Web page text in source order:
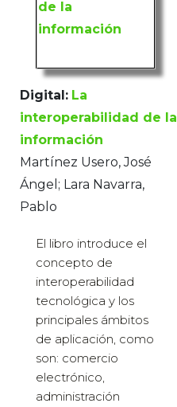
Digital: La
interoperabilidad de la
información
Martínez Usero, José
Ángel; Lara Navarra,
Pablo
El libro introduce el
concepto de
interoperabilidad
tecnológica y los
principales ámbitos
de aplicación, como
son: comercio
electrónico,
administración